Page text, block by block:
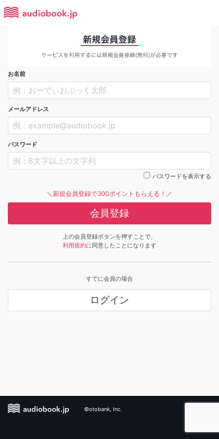
お名前
メールアドレス
パスワード
パスワードを表示する
＼新規会員登録で300ポイントもらえる！／
会員登録
上の会員登録ボタンを押すことで、
利用規約に同意したことになります
すでに会員の場合
ログイン
©otobank, Inc.